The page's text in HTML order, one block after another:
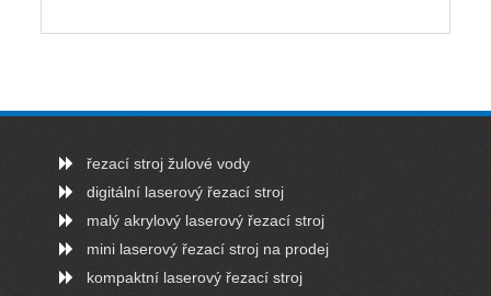
řezací stroj žulové vody
digitální laserový řezací stroj
malý akrylový laserový řezací stroj
mini laserový řezací stroj na prodej
kompaktní laserový řezací stroj